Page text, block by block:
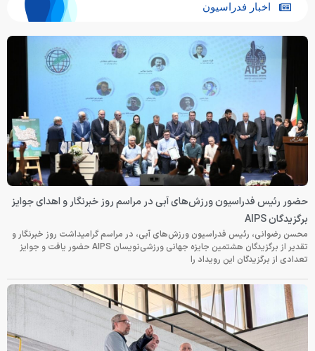
اخبار فدراسیون
حضور رئیس فدراسیون ورزش‌های آبی در مراسم روز خبرنگار و اهدای جوایز
برگزیدگان AIPS
محسن رضوانی، رئیس فدراسیون ورزش‌های آبی، در مراسم گرامیداشت روز خبرنگار و
تقدیر از برگزیدگان هشتمین جایزه جهانی ورزشی‌نویسان AIPS حضور یافت و جوایز
تعدادی از برگزیدگان این رویداد را